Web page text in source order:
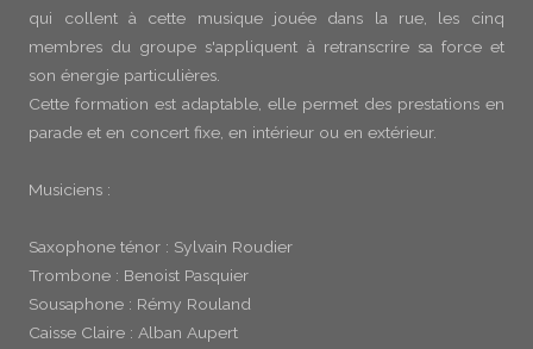
qui collent à cette musique jouée dans la rue, les cinq
membres du groupe s'appliquent à retranscrire sa force et
son énergie particulières.
Cette formation est adaptable, elle permet des prestations en
parade et en concert fixe, en intérieur ou en extérieur.
Musiciens :
Saxophone ténor : Sylvain Roudier
Trombone : Benoist Pasquier
Sousaphone : Rémy Rouland
Caisse Claire : Alban Aupert